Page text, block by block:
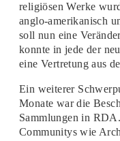
religiösen Werke
anglo-amerikanisch
soll nun eine
konnte in jede der
eine Vertretung aus
Ein weiterer
Monate war die
Sammlungen in
Communitys wie